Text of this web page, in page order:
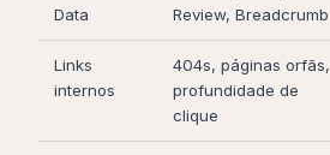
Data
Review, Breadcrumb
Links
internos
404s, páginas orfãs,
profundidade de
clique